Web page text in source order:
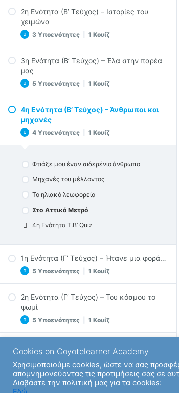
Η πόλη χάθηκε στο χιόνι
Η πόλη χάθηκε στο χιόνι (2)
Τόσο χιόνι δεν ξανάγινε
1η Ενότητα Τ.Β’ Quiz
2η Ενότητα (Β’ Τεύχος) – Ιστορίες του
χειμώνα
3 Υποενότητες 1 Κουίζ
Ο χιονάνθρωπος και το κορίτσι
Κάτω απ’ το χιόνι
Ο εγωιστής γίγαντας
2η Ενότητα Τ.Β’ Quiz
3η Ενότητα (Β’ Τεύχος) – Έλα στην παρέα
μας
5 Υποενότητες 1 Κουίζ
Αξέχαστα γενέθλια
Μικρομαγειρέματα
Από το ημερολόγιο του Ελτόν
Το χαρούμενο λιβάδι
3η Ενότητα Τ.Β’ Quiz
4η Ενότητα (Β’ Τεύχος) – Άνθρωποι και
μηχανές
4 Υποενότητες 1 Κουίζ
Φτιάξε μου έναν σιδερένιο άνθρωπο
Μηχανές του μέλλοντος
Το ηλιακό λεωφορείο
Στο Αττικό Μετρό
4η Ενότητα Τ.Β’ Quiz
1η Ενότητα (Γ’ Τεύχος) – Ήτανε μια φορά…
5 Υποενότητες 1 Κουίζ
Τα ταξίδια του παππού μου
Τα ταξίδια του παππού μου (συνέχεια)
Μια αληθινή ιστορία
Στο νησί του Αιόλου
Γεια σου χαρά σου Βενετιά – Επαναληπτικό
1η Ενότητα Τ.Γ’ Quiz
2η Ενότητα (Γ’ Τεύχος) – Του κόσμου το
ψωμί
5 Υποενότητες 1 Κουίζ
Το πιο γλυκό ψωμί
Το πιο γλυκό ψωμί (συνέχεια)
Ψωμί
4η Ενότητα (Γ’ Τεύχος) – Γιορτή και
Cookies on Coyotelearner Academy
Χρησιμοποιούμε cookies, ώστε να σας
απομνημονεύοντας τις προτιμήσεις σας σε
Διαβάστε την πολιτική μας για τα cookies: